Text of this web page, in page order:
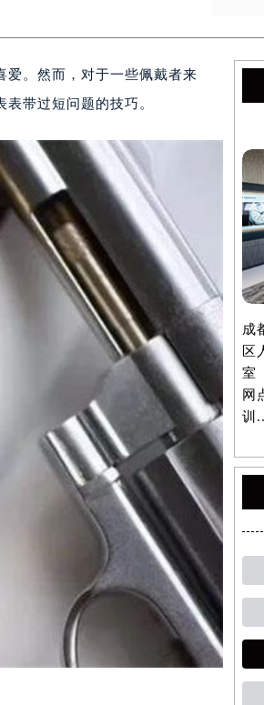
爱。然而，对于一些佩戴者来
带过短问题的技巧。
成
区
室
网
训